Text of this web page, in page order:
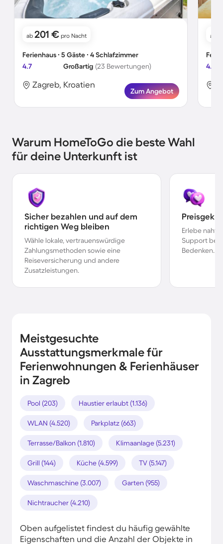
ab 201 € pro Nacht
Ferienhaus ∙ 5 Gäste ∙ 4 Schlafzimmer
4.7
Großartig (23 Bewertungen)
Zagreb, Kroatien
Zum Angebot
ab
4.0
Warum HomeToGo die beste Wahl
für deine Unterkunft ist
Sicher bezahlen und auf dem
richtigen Weg bleiben
Wähle lokale, vertrauenswürdige
Zahlungsmethoden sowie eine
Reiseversicherung und andere
Zusatzleistungen.
Erlebe
Support bei
Bedenken.
Meistgesuchte
Ausstattungsmerkmale für
Ferienwohnungen & Ferienhäuser
in Zagreb
Pool (203) Haustier erlaubt (1.136)
WLAN (4.520) Parkplatz (663)
Terrasse/Balkon (1.810) Klimaanlage (5.231)
Grill (144) Küche (4.599) TV (5.147)
Waschmaschine (3.007) Garten (955)
Nichtraucher (4.210)
Oben aufgelistet findest du häufig gewählte
Eigenschaften und die Anzahl der Objekte in